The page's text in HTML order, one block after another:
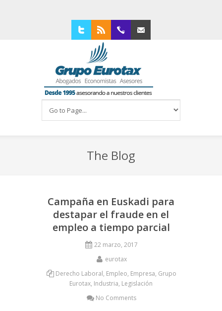
TwitterRSS
The Blog
Campaña en Euskadi para
destapar el fraude en el
empleo a tiempo parcial
22 marzo, 2017
eurotax
Derecho Laboral, Empleo, Empresa, Grupo
Eurotax, Industria, Legislación
No Comments